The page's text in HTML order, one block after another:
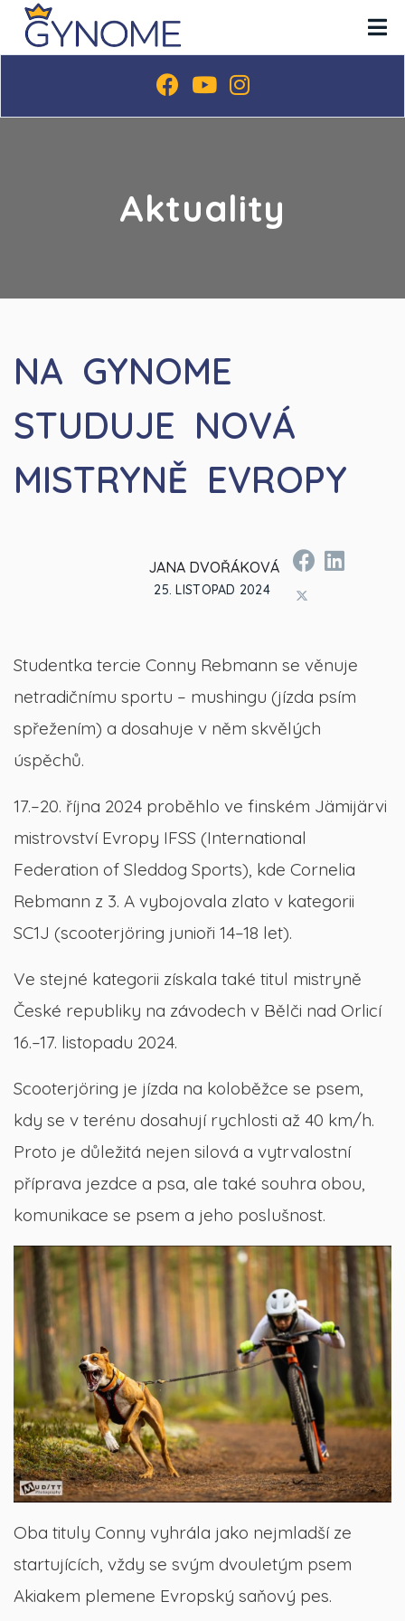
Aktuality
NA GYNOME
STUDUJE NOVÁ
MISTRYNĚ EVROPY
JANA DVOŘÁKOVÁ
25. LISTOPAD 2024
Studentka tercie Conny Rebmann se věnuje
netradičnímu sportu – mushingu (jízda psím
spřežením) a dosahuje v něm skvělých
úspěchů.
17.–20. října 2024 proběhlo ve finském Jämijärvi
mistrovství Evropy IFSS (International
Federation of Sleddog Sports), kde Cornelia
Rebmann z 3. A vybojovala zlato v kategorii
SC1J (scooterjöring junioři 14–18 let).
Ve stejné kategorii získala také titul mistryně
České republiky na závodech v Bělči nad Orlicí
16.–17. listopadu 2024.
Scooterjöring je jízda na koloběžce se psem,
kdy se v terénu dosahují rychlosti až 40 km/h.
Proto je důležitá nejen silová a vytrvalostní
příprava jezdce a psa, ale také souhra obou,
komunikace se psem a jeho poslušnost.
Oba tituly Conny vyhrála jako nejmladší ze
startujících, vždy se svým dvouletým psem
Akiakem plemene Evropský saňový pes.